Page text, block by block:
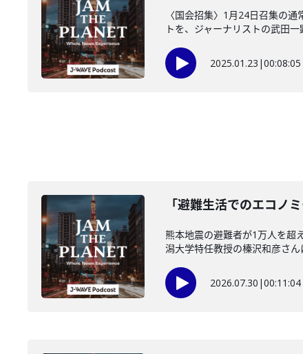
〈国会招集〉1月24日召集の
トを、ジャーナリストの武田一
2025.01.23 |00:08:05
「避難生活でのエコノ
熊本地震の避難者が1万人を超
潟大学特任教授の榛沢和彦さん
2026.07.30 |00:11:04